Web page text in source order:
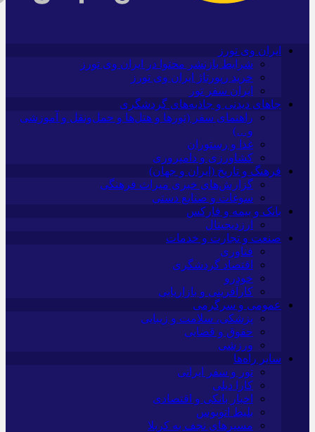
ایران وی تورز
شرایط بازنشر محتوا در ایران وی تورز
خرید رپورتاژ ایران وی تورز
ایران سفر تور
جاهای دیدنی و جاذبه‌های گردشگری
راهنمای سفر (تورها و هتل‌ها و حمل‌و‌نقل و آموزشی
و…)
غذا و رستوران
کشاورزی و دامپروری
فرهنگ و تاریخ (ایران و جهان)
گزارش‌های خبری میراث فرهنگی
سوغات و صنایع دستی
بانک و بیمه و فارکس
ارزدیجیتال
صنعت و تجارت و خدمات
فناوری
اقتصاد گردشگری
خودرو
کارآفرینی و بازاریابی
عمومی و سرگرمی
پزشکی، سلامت و زیبایی
حقوق و قضایی
ورزشی
سایر راه‌ها
تور و سفر ایرانی
کارا دیلی
اخبار بانکی و اقتصادی
بلیط اتوبوس
مسیرهای نجف به کربلا